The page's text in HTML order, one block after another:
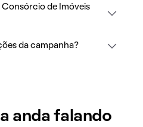
Consórcio de Imóveis
da campanha?
anda falando